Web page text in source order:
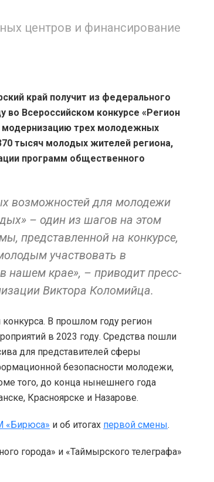
центров и финансирование
край получит из федерального
Всероссийском конкурсе «Регион
модернизацию трех молодежных
тысяч молодых жителей региона,
программ общественного
возможностей для молодежи
– один из шагов на этом
представленной на конкурсе,
участвовать в
нашем крае», – приводит пресс-
Виктора Коломийца.
В прошлом году регион
в 2023 году. Средства пошли
для представителей сферы
безопасности молодежи,
того, до конца нынешнего года
Красноярске и Назарове.
«Бирюса» и об итогах первой смены.
города» и «Таймырского телеграфа»